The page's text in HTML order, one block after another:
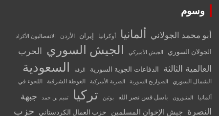
وسوم
أبو محمد الجولاني ألمانيا أوكرانيا إيران الأردن الانفصاليون الأكراد
الجولان السوري الجيش الأميركي الجيش السوري الحرب
العالمية الثالثة
الدفاعات الجوية السورية الرقة السعودية
الشمال السوري الصواريخ السورية الضربة الأميركية الغوطة الشرقية اللجوء في
ألمانيا المتنورون باسل قس نصر الله بوتين تركيا تميم بن حمد
جبهة
النصرة
جيش الإخوان المسلمين حزب العمال الكردستاني حزب